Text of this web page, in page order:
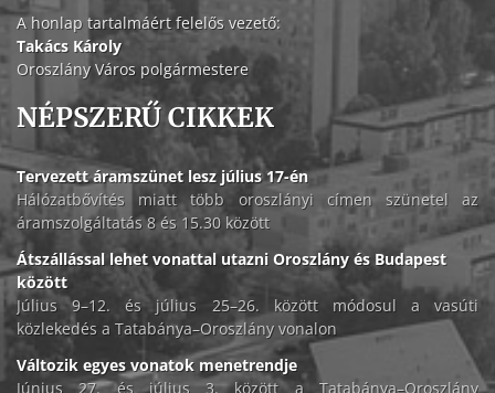
A honlap tartalmáért felelős vezető:
Takács Károly
Oroszlány Város polgármestere
NÉPSZERŰ CIKKEK
Tervezett áramszünet lesz július 17-én
Hálózatbővítés miatt több oroszlányi címen szünetel az
áramszolgáltatás 8 és 15.30 között
Átszállással lehet vonattal utazni Oroszlány és Budapest
között
Július 9–12. és július 25–26. között módosul a vasúti
közlekedés a Tatabánya–Oroszlány vonalon
Változik egyes vonatok menetrendje
Június 27. és július 3. között a Tatabánya–Oroszlány